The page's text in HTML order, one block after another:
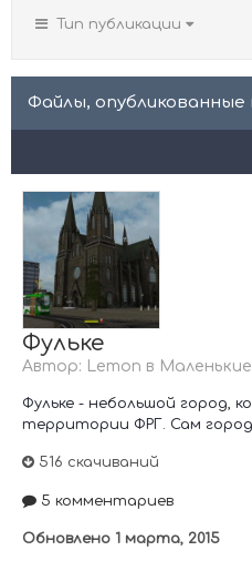
Тип публикации
Файлы,
Фульке
Автор: Lemon в Маленькие
Фульке - небольшой город,
территории ФРГ. Сам город
516 скачиваний
5 комментариев
Обновлено 1 марта, 2015